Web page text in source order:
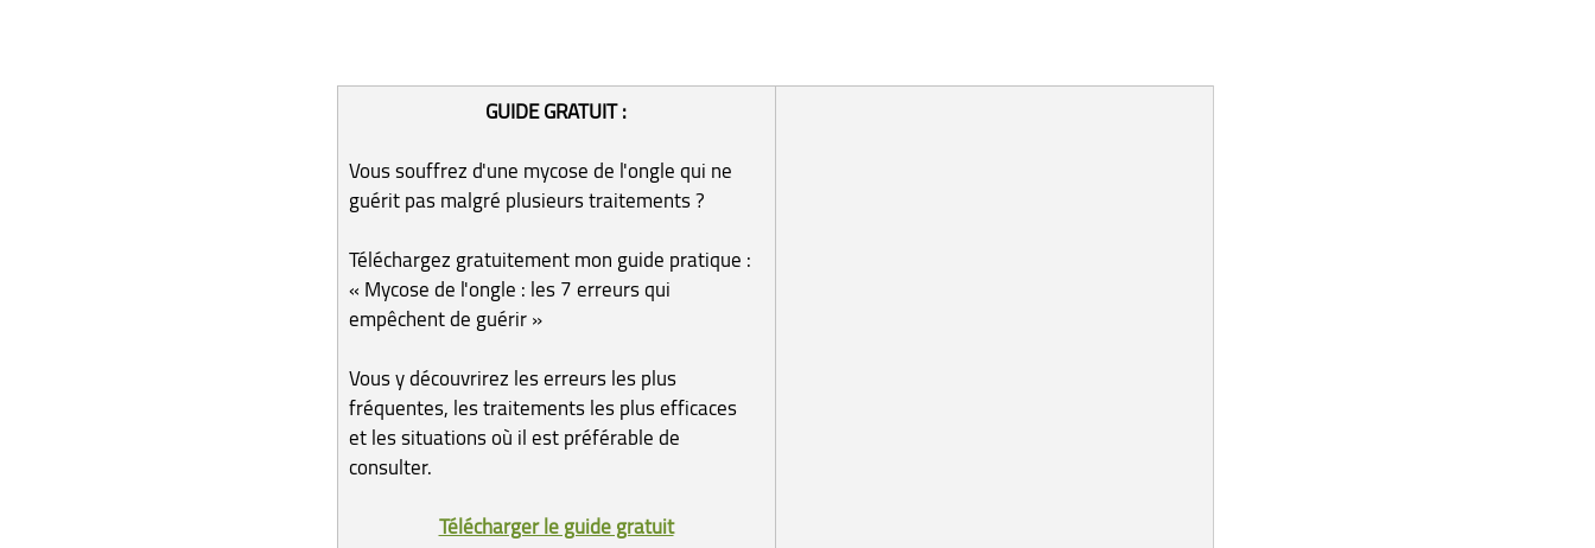
GUIDE GRATUIT :
Vous souffrez d'une mycose de l'ongle qui ne
guérit pas malgré plusieurs traitements ?
Téléchargez gratuitement mon guide pratique :
« Mycose de l'ongle : les 7 erreurs qui
empêchent de guérir »
Vous y découvrirez les erreurs les plus
fréquentes, les traitements les plus efficaces
et les situations où il est préférable de
consulter.
Télécharger le guide gratuit